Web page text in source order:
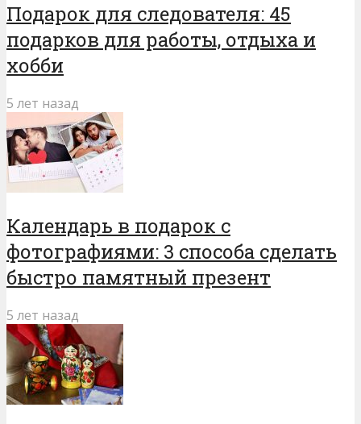
Подарок для следователя: 45
подарков для работы, отдыха и
хобби
5 лет назад
Календарь в подарок с
фотографиями: 3 способа сделать
быстро памятный презент
5 лет назад